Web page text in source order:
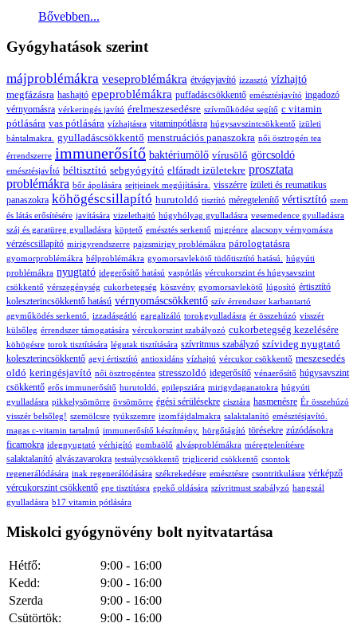
Bővebben...
Gyógyhatások szerint
májproblémákra veseproblémákra étvágyjavító izzasztó vízhajtó
megfázásra hashajtó epeproblémákra puffadáscsökkentő emésztésjavító ingadozó
vérnyomásra vérkeringés javító érelmeszesedésre szívműködést segítő c vitamin
pótlására vas pótlására vízhajtásra vitaminpótlásra húgysavszintcsökkentő izületi
bántalmakra. gyulladáscsökkentő menstruációs panaszokra női ösztrogén tea
érrendszerre immunerősítő baktériumölő vírusölő görcsoldó
emésztésjavÍtó béltisztító sebgyógyító elfáradt izületekre prosztata
problémákra bőr ápolására sejtjeinek megújítására. visszérre ízületi és reumatikus
panaszokra köhögéscsillapító hurutoldó tisztító méregtelenítő vértisztító szem
és látás erősítésére javítására vizelethajtó húgyhólyag gyulladásra vesemedence gyulladásra
száj és garatüreg gyulladásra köptető emésztés serkentő migrénre alacsony vérnyomásra
vérzéscsillapító mirigyrendszerre pajzsmirigy problémákra párologtatásra
gyomorproblémákra bélproblémákra gyomorsavlekötő tüdőtisztító hatású.
húgyúti
problémákra nyugtató idegerősítő hatású vaspótlás vércukorszint és húgysavszint
csökkentő vérszegénység cukorbetegség köszvény gyomorsavlekötő lúgosító értisztító
koleszterincsökkentő hatású vérnyomáscsökkentő szív érrendszer karbantartó
agyműködés serkentő.
izzadásgátló gargalizáló torokgyulladásra ér összehúzó visszér
külsőleg érrendszer támogatására vércukorszint szabályozó cukorbetegség kezelésére
köhögésre torok tisztítására légutak tisztítására szívritmus szabályzó szívideg nyugtató
koleszterincsökkentő agyi értisztító antioxidáns vízhajtó vércukor csökkentő meszesedés
oldó keringésjavító női ösztrogéntea stresszoldó idegerősítő vénaerősítő húgysavszint
csökkentő erős immunerősítő hurutoldó. epilepsziára mirigydaganatokra húgyúti
gyulladásra pikkelysömörre övsömörre égési sérülésekre cisztára hasmenésre Ér összehúzó
visszér belsőleg! szemölcsre tyúkszemre izomfájdalmakra salaktalanító emésztésjavító.
magas c-vitamin tartalmú immunerősítő készítmény. hörgőtágító törésekre zúzódásokra
ficamokra idegnyugtató vérhigító gombaölő alvásproblémákra méregtelenítésre
salaktalanító alvászavarokra testsúlycsökkentő triglicerid csökkentő csontok
regenerálódására inak regenerálódására székrekedésre emésztésre csontritkulásra vérképző
vércukorszint csökkentő epe tisztításra epekő oldására szívritmust szabályzó hangszál
gyulladásra b17 vitamin pótlására
Miskolci gyógynövény bolt nyitvatartása
Hétfő:
9:00 - 16:00
Kedd:
9:00 - 16:00
Szerda
9:00 - 16:00
Csütörtök:
9:00 - 16:00